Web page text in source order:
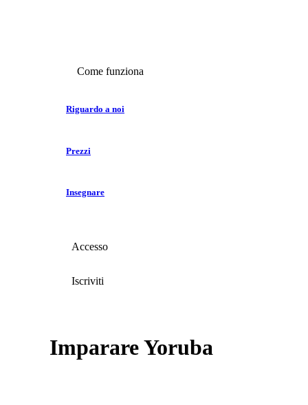
Come funziona
Riguardo a noi
Prezzi
Insegnare
Accesso
Iscriviti
Imparare Yoruba